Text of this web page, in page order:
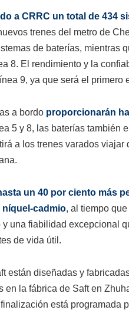
a CRRC un total de 434
trenes del metro de
de baterías, mientras
8. El rendimiento y la
9, ya que será el primero
a bordo proporcionarán
5 y 8, las baterías también
a los trenes varados
un 40 por ciento más
níquel-cadmio, al tiempo
y una fiabilidad excepcional
de vida útil.
están diseñadas y
en la fábrica de Saft en
está programada